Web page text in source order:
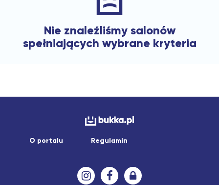
Nie znaleźliśmy salonów
spełniających wybrane kryteria
O portalu Regulamin